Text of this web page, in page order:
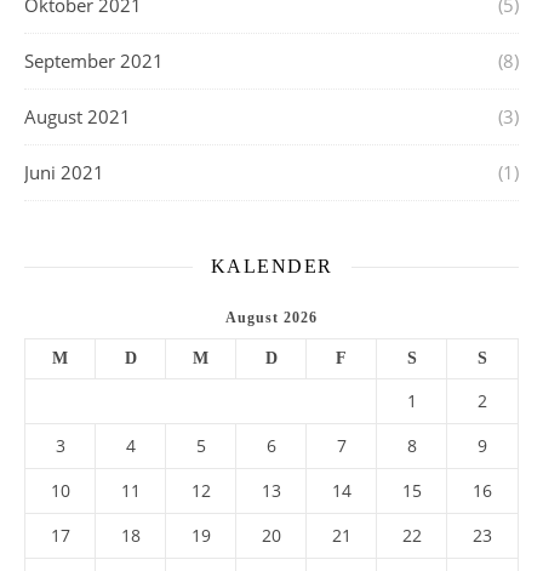
September 2021 (8)
August 2021 (3)
Juni 2021 (1)
KALENDER
August 2026
M D M D F S S
1
2
3
4 5 6 7 8
9
10
11 12 13 14 15
16
17
18 19 20 21 22
23